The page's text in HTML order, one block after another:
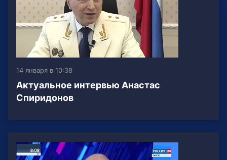
14 января в 10:38
Актуальное интервью Анастас
Спиридонов